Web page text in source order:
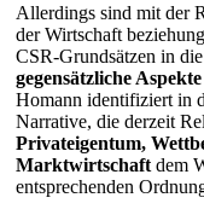
Allerdings sind mit der
der Wirtschaft
CSR-Grundsätzen in
gegensätzliche Aspekte
Homann identifiziert in
Narrative, die derzeit
Privateigentum,
Marktwirtschaft dem
entsprechenden